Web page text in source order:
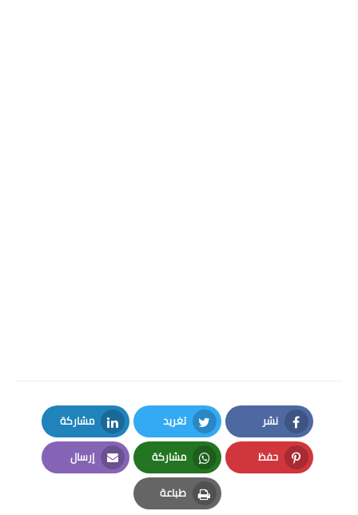
نشر
Facebook
تغريد
Twitter
مشاركة
LinkedIn
حفظ
Pinterest
مشاركة
Whatsapp
إرسال
Email
طباعة